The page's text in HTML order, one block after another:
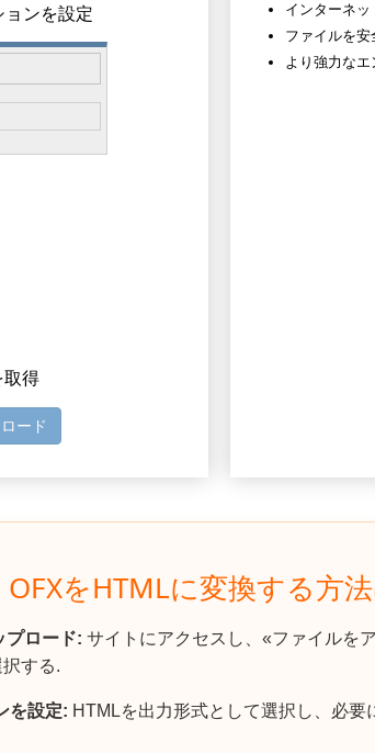
ョンを設定
取得
ード
インターネ
ファイルを
より強力なエ
OFXをHTMLに変換する方
プロード: サイトにアクセスし、«ファイルを
する.
を設定: HTMLを出力形式として選択し、必